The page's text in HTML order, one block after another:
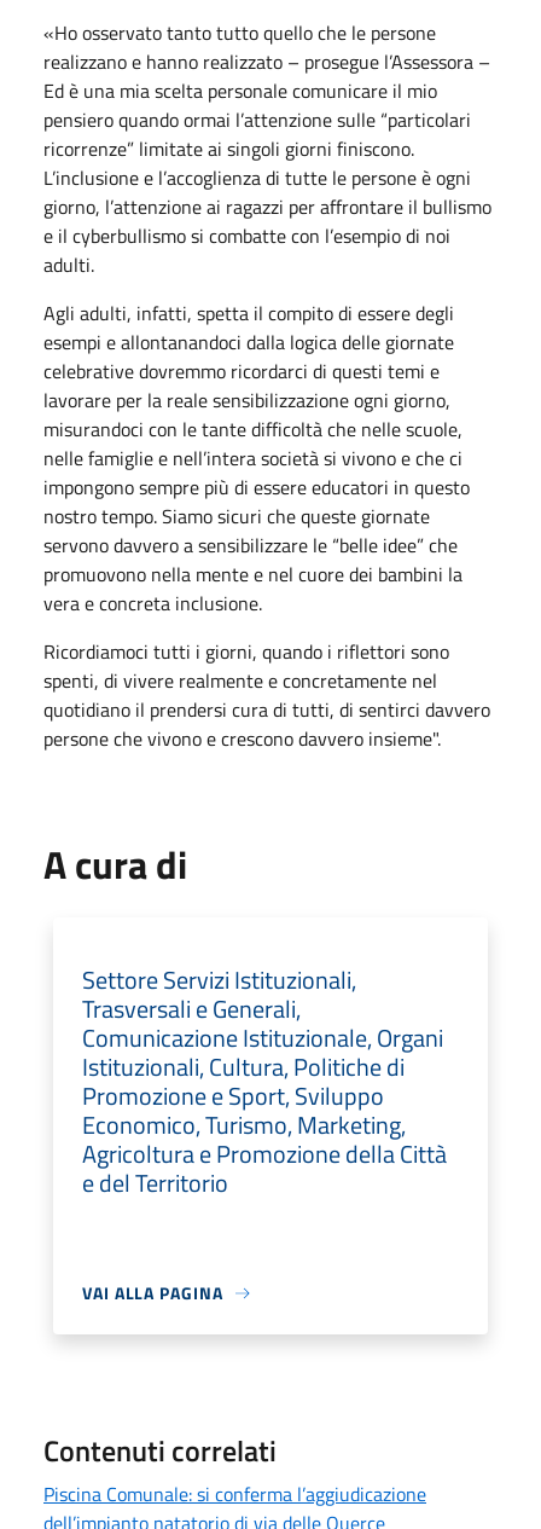
«Ho osservato tanto tutto quello che le persone
realizzano e hanno realizzato – prosegue l’Assessora –
Ed è una mia scelta personale comunicare il mio
pensiero quando ormai l’attenzione sulle “particolari
ricorrenze” limitate ai singoli giorni finiscono.
L’inclusione e l’accoglienza di tutte le persone è ogni
giorno, l’attenzione ai ragazzi per affrontare il bullismo
e il cyberbullismo si combatte con l’esempio di noi
adulti.
Agli adulti, infatti, spetta il compito di essere degli
esempi e allontanandoci dalla logica delle giornate
celebrative dovremmo ricordarci di questi temi e
lavorare per la reale sensibilizzazione ogni giorno,
misurandoci con le tante difficoltà che nelle scuole,
nelle famiglie e nell’intera società si vivono e che ci
impongono sempre più di essere educatori in questo
nostro tempo. Siamo sicuri che queste giornate
servono davvero a sensibilizzare le “belle idee” che
promuovono nella mente e nel cuore dei bambini la
vera e concreta inclusione.
Ricordiamoci tutti i giorni, quando i riflettori sono
spenti, di vivere realmente e concretamente nel
quotidiano il prendersi cura di tutti, di sentirci davvero
persone che vivono e crescono davvero insieme".
A cura di
Settore Servizi Istituzionali,
Trasversali e Generali,
Comunicazione Istituzionale, Organi
Istituzionali, Cultura, Politiche di
Promozione e Sport, Sviluppo
Economico, Turismo, Marketing,
Agricoltura e Promozione della Città
e del Territorio
VAI ALLA PAGINA
Contenuti correlati
Piscina Comunale: si conferma l’aggiudicazione
dell’impianto natatorio di via delle Querce